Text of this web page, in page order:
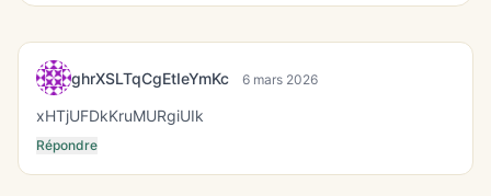
ghrXSLTqCgEtIeYmKc 6 mars 2026
xHTjUFDkKruMURgiUIk
Répondre